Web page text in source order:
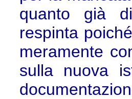
quanto già
respinta
meramente
sulla nuova